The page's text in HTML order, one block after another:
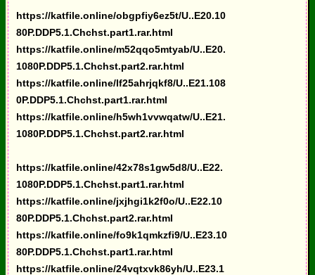
https://katfile.online/obgpfiy6ez5t/U..E20.10
80P.DDP5.1.Chchst.part1.rar.html
https://katfile.online/m52qqo5mtyab/U..E20.
1080P.DDP5.1.Chchst.part2.rar.html
https://katfile.online/lf25ahrjqkf8/U..E21.108
0P.DDP5.1.Chchst.part1.rar.html
https://katfile.online/h5wh1vvwqatw/U..E21.
1080P.DDP5.1.Chchst.part2.rar.html
https://katfile.online/42x78s1gw5d8/U..E22.
1080P.DDP5.1.Chchst.part1.rar.html
https://katfile.online/jxjhgi1k2f0o/U..E22.10
80P.DDP5.1.Chchst.part2.rar.html
https://katfile.online/fo9k1qmkzfi9/U..E23.10
80P.DDP5.1.Chchst.part1.rar.html
https://katfile.online/24vqtxvk86yh/U..E23.1